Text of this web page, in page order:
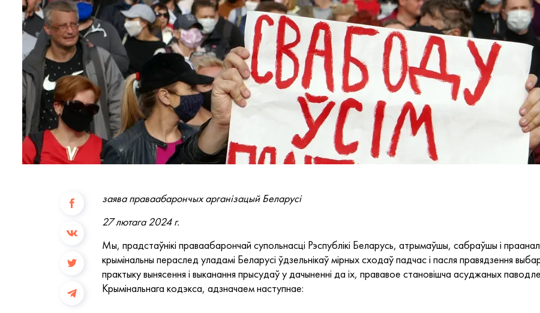
заява праваабарончых арганізацый Беларусі
27 лютага 2024 г.
Мы, прадстаўнікі праваабарончай супольнасці Рэспублікі Беларусь, атрымаўшы, сабраўшы і
крымінальны пераслед уладамі Беларусі ўдзельнікаў мірных сходаў падчас і пасля правядзення
практыку вынясення і выканання прысудаў у дачыненні да іх, прававое становішча асуджаных
Крымінальнага кодэкса, адзначаем наступнае: